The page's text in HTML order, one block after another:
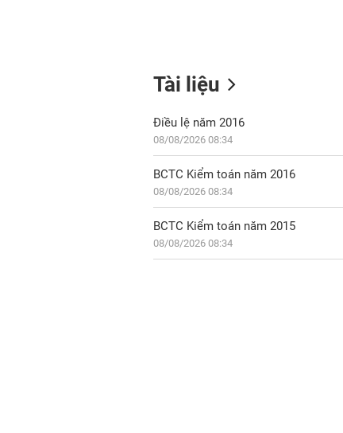
Tài liệu
Điều lệ năm 2016
08/08/2026 08:34
BCTC Kiểm toán năm 2016
08/08/2026 08:34
BCTC Kiểm toán năm 2015
08/08/2026 08:34